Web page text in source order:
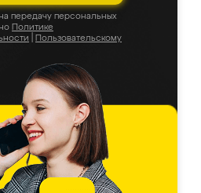
передачу персональных
Политике
Пользовательскому